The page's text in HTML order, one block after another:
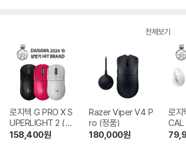
전체보기
로지텍 G PRO X S
UPERLIGHT 2 (정
품)
158,400원
Razer Viper V4 P
ro (정품)
180,000원
로지
CAL